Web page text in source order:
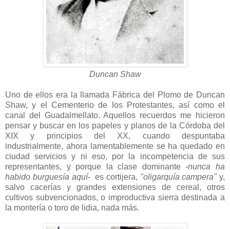
Duncan Shaw
Uno de ellos era la llamada Fábrica del Plomo de Duncan
Shaw, y el Cementerio de los Protestantes, así como el
canal del Guadalmellato. Aquellos recuerdos me hicieron
pensar y buscar en los papeles y planos de la Córdoba del
XIX y principios del XX, cuando despuntaba
industrialmente, ahora lamentablemente se ha quedado en
ciudad servicios y ni eso, por la incompetencia de sus
representantes, y porque la clase dominante -nunca ha
habido burguesía aquí- es cortijera, "oligarquía campera" y,
salvo cacerías y grandes extensiones de cereal, otros
cultivos subvencionados, o improductiva sierra destinada a
la montería o toro de lidia, nada más.